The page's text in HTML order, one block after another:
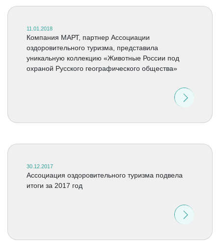
11.01.2018
Компания МАРТ, партнер Ассоциации
оздоровительного туризма, представила
уникальную коллекцию «Животные России под
охраной Русского географического общества»
30.12.2017
Ассоциация оздоровительного туризма подвела
итоги за 2017 год